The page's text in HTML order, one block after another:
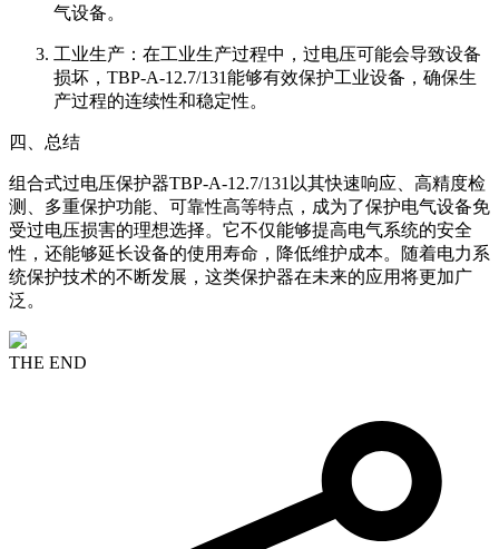
气设备。
工业生产：在工业生产过程中，过电压可能会导致设备
损坏，TBP-A-12.7/131能够有效保护工业设备，确保生
产过程的连续性和稳定性。
四、总结
组合式过电压保护器TBP-A-12.7/131以其快速响应、高精度检
测、多重保护功能、可靠性高等特点，成为了保护电气设备免
受过电压损害的理想选择。它不仅能够提高电气系统的安全
性，还能够延长设备的使用寿命，降低维护成本。随着电力系
统保护技术的不断发展，这类保护器在未来的应用将更加广
泛。
THE END